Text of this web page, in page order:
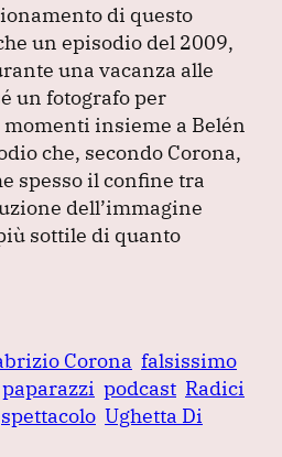
di questo
un episodio del 2009,
una vacanza alle
un fotografo per
insieme a Belén
che, secondo Corona,
spesso il confine tra
dell’immagine
sottile di quanto
Corona falsissimo
paparazzi podcast Radici
spettacolo Ughetta Di